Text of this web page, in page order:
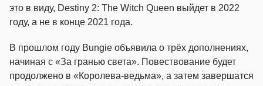
это в виду, Destiny 2: The Witch Queen выйдет в 2022
году, а не в конце 2021 года.
В прошлом году Bungie объявила о трёх дополнениях,
начиная с «За гранью света». Повествование будет
продолжено в «Королева-ведьма», а затем завершатся